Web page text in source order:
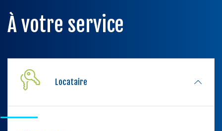
À votre service
Locataire